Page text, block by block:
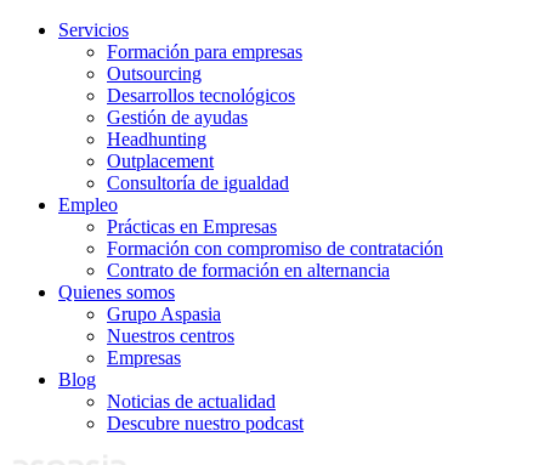
Servicios
Formación para empresas
Outsourcing
Desarrollos tecnológicos
Gestión de ayudas
Headhunting
Outplacement
Consultoría de igualdad
Empleo
Prácticas en Empresas
Formación con compromiso de contratación
Contrato de formación en alternancia
Quienes somos
Grupo Aspasia
Nuestros centros
Empresas
Blog
Noticias de actualidad
Descubre nuestro podcast